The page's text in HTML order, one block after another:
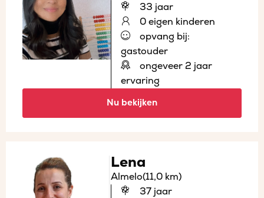
33 jaar
0 eigen kinderen
opvang bij:
gastouder
ongeveer 2 jaar
ervaring
Nu bekijken
Lena
Almelo(11,0 km)
37 jaar